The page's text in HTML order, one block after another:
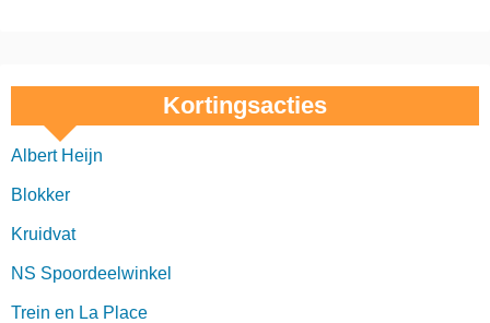
Kortingsacties
Albert Heijn
Blokker
Kruidvat
NS Spoordeelwinkel
Trein en La Place